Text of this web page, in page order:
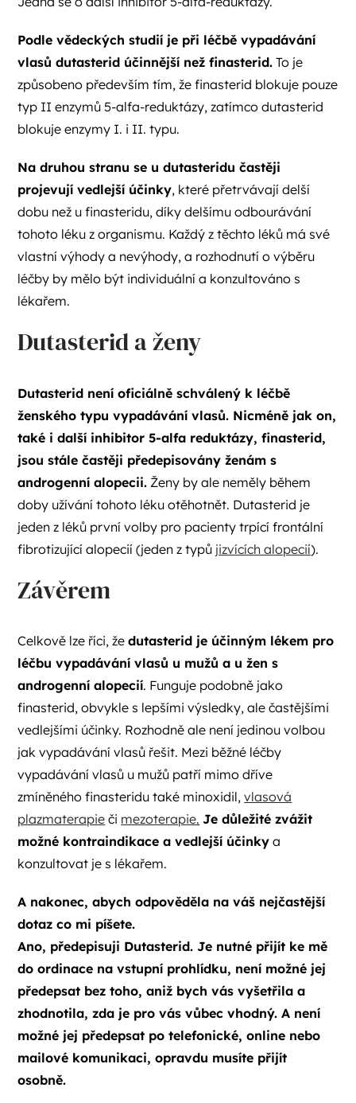
Podle vědeckých studií je při léčbě vypadávání
vlasů dutasterid účinnější než finasterid. To je
způsobeno především tím, že finasterid blokuje pouze
typ II enzymů 5-alfa-reduktázy, zatímco dutasterid
blokuje enzymy I. i II. typu.
Na druhou stranu se u dutasteridu častěji
projevují vedlejší účinky, které přetrvávají delší
dobu než u finasteridu, díky delšímu odbourávání
tohoto léku z organismu. Každý z těchto léků má své
vlastní výhody a nevýhody, a rozhodnutí o výběru
léčby by mělo být individuální a konzultováno s
lékařem.
Dutasterid a ženy
Dutasterid není oficiálně schválený k léčbě
ženského typu vypadávání vlasů. Nicméně jak on,
také i další inhibitor 5-alfa reduktázy, finasterid,
jsou stále častěji předepisovány ženám s
androgenní alopecii. Ženy by ale neměly během
doby užívání tohoto léku otěhotnět. Dutasterid je
jeden z léků první volby pro pacienty trpící frontální
fibrotizující alopecií (jeden z typů jizvících alopecií).
Závěrem
Celkově lze říci, žedutasterid je účinným lékem pro
léčbu vypadávání vlasů u mužů a u žen s
androgenní alopecií. Funguje podobně jako
finasterid, obvykle s lepšími výsledky, ale častějšími
vedlejšími účinky. Rozhodně ale není jedinou volbou
jak vypadávání vlasů řešit. Mezi běžné léčby
vypadávání vlasů u mužů patří mimo dříve
zmíněného finasteridu také minoxidil,vlasová
plazmaterapie či mezoterapie. Je důležité zvážit
možné kontraindikace a vedlejší účinky a
konzultovat je s lékařem.
A nakonec, abych odpověděla na váš nejčastější
dotaz co mi píšete.
Ano, předepisuji Dutasterid. Je nutné přijít ke mě
do ordinace na vstupní prohlídku, není možné jej
předepsat bez toho, aniž bych vás vyšetřila a
zhodnotila, zda je pro vás vůbec vhodný. A není
možné jej předepsat po telefonické, online nebo
mailové komunikaci, opravdu musíte přijít
osobně.